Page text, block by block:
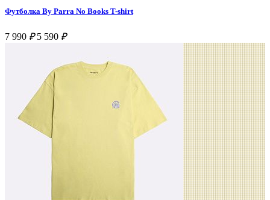
Футболка By Parra No Books T-shirt
7 990 ₽ 5 590 ₽